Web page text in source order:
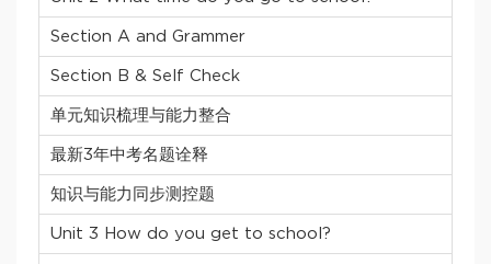
Section A and Grammer
Section B & Self Check
单元知识梳理与能力整合
最新3年中考名题诠释
知识与能力同步测控题
Unit 3 How do you get to school?